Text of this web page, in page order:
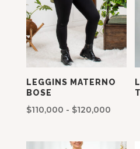
LEGGINS MATERNO
BOSE
$110,000 - $120,000Rango
precios: